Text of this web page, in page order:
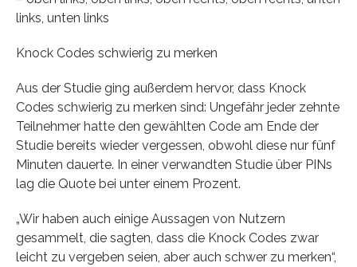
links, unten links
Knock Codes schwierig zu merken
Aus der Studie ging außerdem hervor, dass Knock
Codes schwierig zu merken sind: Ungefähr jeder zehnte
Teilnehmer hatte den gewählten Code am Ende der
Studie bereits wieder vergessen, obwohl diese nur fünf
Minuten dauerte. In einer verwandten Studie über PINs
lag die Quote bei unter einem Prozent.
„Wir haben auch einige Aussagen von Nutzern
gesammelt, die sagten, dass die Knock Codes zwar
leicht zu vergeben seien, aber auch schwer zu merken“,